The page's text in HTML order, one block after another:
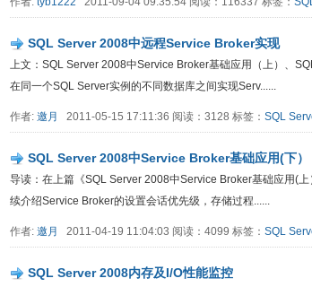
SQL Server 2008中远程Service Broker实现
上文：SQL Server 2008中Service Broker基础应用（上）、
在同一个SQL Server实例的不同数据库之间实现Serv......
作者: 邀月 2011-05-15 17:11:36 阅读：3128 标签： SQL
SQL Server 2008中Service Broker基础应用(下）
导读：在上篇《SQL Server 2008中Service Broker基础应用(
续介绍Service Broker的设置会话优先级，存储过程......
作者: 邀月 2011-04-19 11:04:03 阅读：4099 标签： SQL
SQL Server 2008内存及I/O性能监控